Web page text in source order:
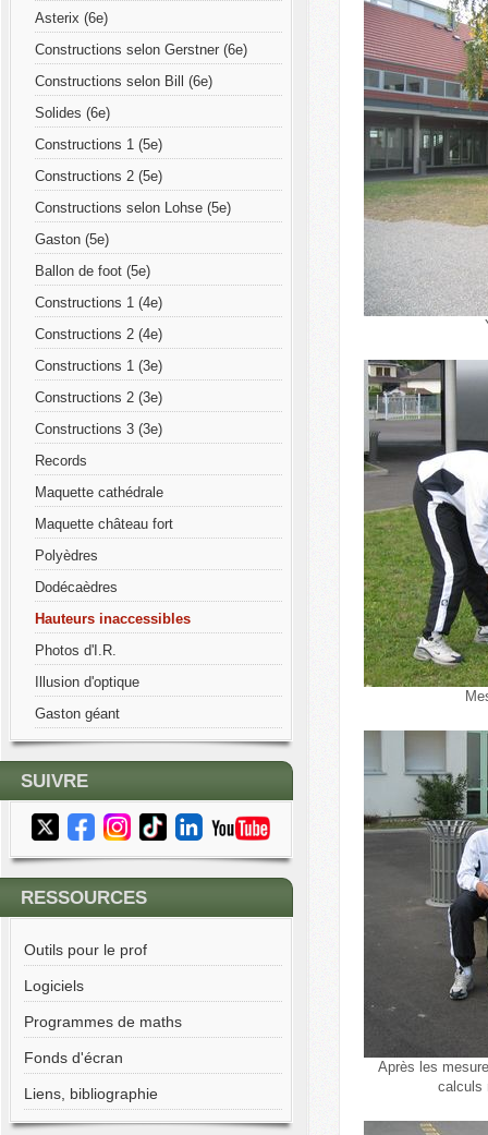
Asterix (6e)
Constructions selon Gerstner (6e)
Constructions selon Bill (6e)
Solides (6e)
Constructions 1 (5e)
Constructions 2 (5e)
Constructions selon Lohse (5e)
Gaston (5e)
Ballon de foot (5e)
Constructions 1 (4e)
Constructions 2 (4e)
Constructions 1 (3e)
Constructions 2 (3e)
Constructions 3 (3e)
Records
Maquette cathédrale
Maquette château fort
Polyèdres
Dodécaèdres
Hauteurs inaccessibles
Photos d'I.R.
Illusion d'optique
Gaston géant
SUIVRE
RESSOURCES
Outils pour le prof
Logiciels
Programmes de maths
Fonds d'écran
Liens, bibliographie
Après les
calculs